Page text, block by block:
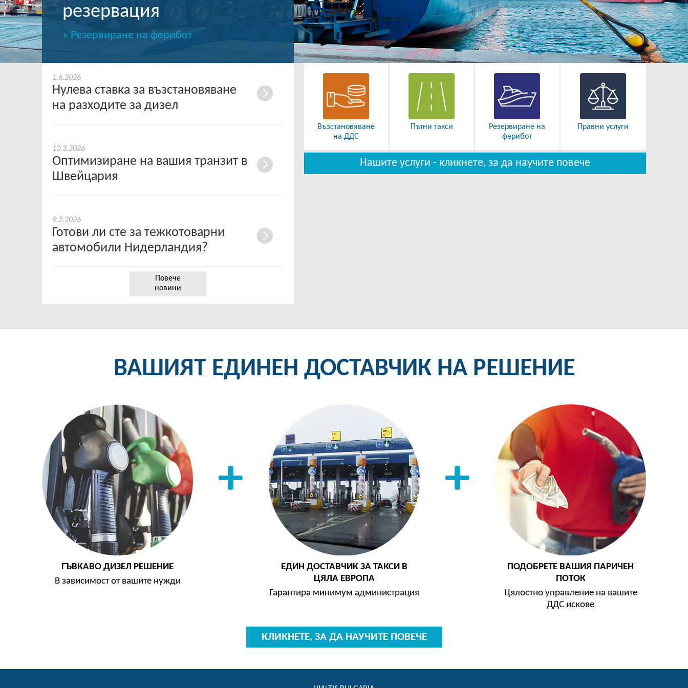
резервация
» Резервиране на ферибот
1.6.2026
Нулева ставка за възстановяване
на разходите за дизел
10.3.2026
Оптимизиране на вашия транзит в
Швейцария
9.2.2026
Готови ли сте за тежкотоварни
автомобили Нидерландия?
Повече
новини
Възстановяване
на ДДС
Пътни такси
Резервиране на
ферибот
Правни услуги
Нашите услуги - кликнете, за да научите повече
ВАШИЯТ ЕДИНЕН ДОСТАВЧИК НА РЕШЕНИЕ
ГЪВКАВО ДИЗЕЛ РЕШЕНИЕ
В зависимост от вашите нужди
ЕДИН ДОСТАВЧИК ЗА ТАКСИ В
ЦЯЛА ЕВРОПА
Гарантира минимум администрация
ПОДОБРЕТЕ ВАШИЯ ПАРИЧЕН
ПОТОК
Цялостно управление на вашите
ДДС искове
КЛИКНЕТЕ, ЗА ДА НАУЧИТЕ ПОВЕЧЕ